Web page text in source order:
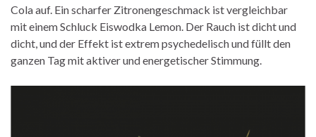
Cola auf. Ein scharfer Zitronengeschmack ist vergleichbar
mit einem Schluck Eiswodka Lemon. Der Rauch ist dicht und
dicht, und der Effekt ist extrem psychedelisch und füllt den
ganzen Tag mit aktiver und energetischer Stimmung.